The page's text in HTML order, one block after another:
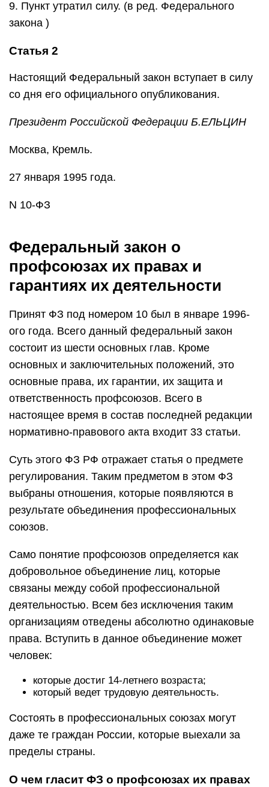
9. Пункт утратил силу. (в ред. Федерального
закона )
Статья 2
Настоящий Федеральный закон вступает в силу
со дня его официального опубликования.
Президент Российской Федерации Б.ЕЛЬЦИН
Москва, Кремль.
27 января 1995 года.
N 10-ФЗ
Федеральный закон о
профсоюзах их правах и
гарантиях их деятельности
Принят ФЗ под номером 10 был в январе 1996-
ого года. Всего данный федеральный закон
состоит из шести основных глав. Кроме
основных и заключительных положений, это
основные права, их гарантии, их защита и
ответственность профсоюзов. Всего в
настоящее время в состав последней редакции
нормативно-правового акта входит 33 статьи.
Суть этого ФЗ РФ отражает статья о предмете
регулирования. Таким предметом в этом ФЗ
выбраны отношения, которые появляются в
результате объединения профессиональных
союзов.
Само понятие профсоюзов определяется как
добровольное объединение лиц, которые
связаны между собой профессиональной
деятельностью. Всем без исключения таким
организациям отведены абсолютно одинаковые
права. Вступить в данное объединение может
человек:
которые достиг 14-летнего возраста;
который ведет трудовую деятельность.
Состоять в профессиональных союзах могут
даже те граждан России, которые выехали за
пределы страны.
О чем гласит ФЗ о профсоюзах их правах